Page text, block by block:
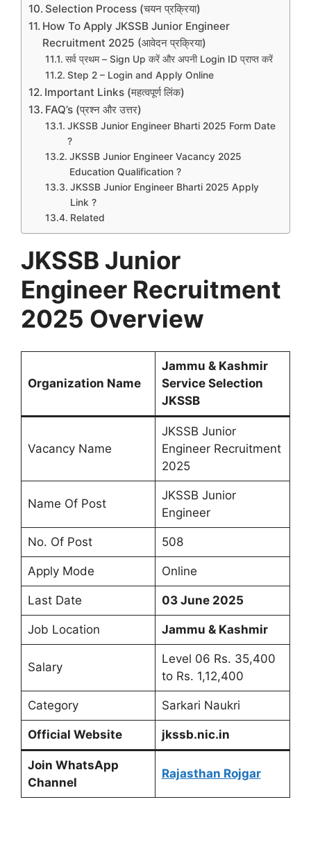
Selection Process (चयन प्रक्रिया)
How To Apply JKSSB Junior Engineer
Recruitment 2025 (आवेदन प्रक्रिया)
सर्व प्रथम – Sign Up करें और अपनी Login ID प्राप्त करें
Step 2 – Login and Apply Online
Important Links (महत्वपूर्ण लिंक)
FAQ’s (प्रश्न और उत्तर)
JKSSB Junior Engineer Bharti 2025 Form Date
?
JKSSB Junior Engineer Vacancy 2025
Education Qualification ?
JKSSB Junior Engineer Bharti 2025 Apply
Link ?
Related
JKSSB Junior
Engineer Recruitment
2025 Overview
Organization Name
Jammu & Kashmir
Service Selection
JKSSB
Vacancy Name
JKSSB Junior
Engineer Recruitment
2025
Name Of Post
JKSSB Junior
Engineer
No. Of Post 508
Apply Mode Online
Last Date 03 June 2025
Job Location Jammu & Kashmir
Salary
Level 06 Rs. 35,400
to Rs. 1,12,400
Category Sarkari Naukri
Official Website jkssb.nic.in
Join WhatsApp
Channel
Rajasthan Rojgar